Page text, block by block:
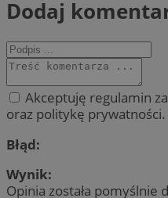
Dodaj
Akceptuję regulamin
oraz politykę prywatności.
Błąd:
Wynik:
Opinia została pomyślnie